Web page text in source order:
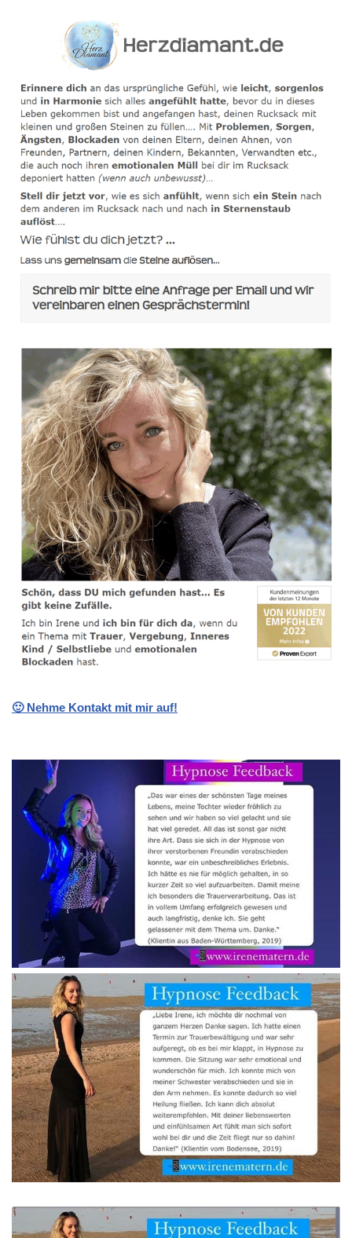
🙂 Nehme Kontakt mit mir auf!